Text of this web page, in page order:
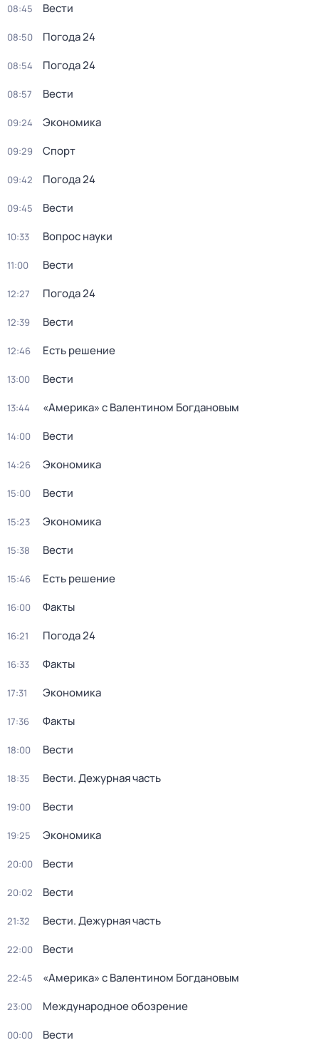
08:45 Вести
08:50 Погода 24
08:54 Погода 24
08:57 Вести
09:24 Экономика
09:29 Спорт
09:42 Погода 24
09:45 Вести
10:33 Вопрос науки
11:00 Вести
12:27 Погода 24
12:39 Вести
12:46 Есть решение
13:00 Вести
13:44 «Америка» с Валентином Богдановым
14:00 Вести
14:26 Экономика
15:00 Вести
15:23 Экономика
15:38 Вести
15:46 Есть решение
16:00 Факты
16:21 Погода 24
16:33 Факты
17:31 Экономика
17:36 Факты
18:00 Вести
18:35 Вести. Дежурная часть
19:00 Вести
19:25 Экономика
20:00 Вести
20:02 Вести
21:32 Вести. Дежурная часть
22:00 Вести
22:45 «Америка» с Валентином Богдановым
23:00 Международное обозрение
00:00 Вести